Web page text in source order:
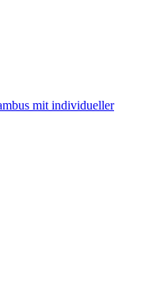
mit individueller